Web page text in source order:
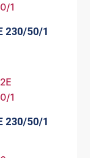
230/50/1
230/50/1